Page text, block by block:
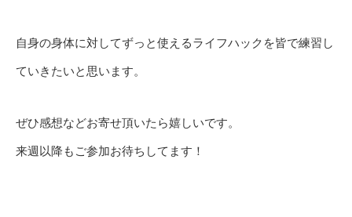
自身の身体に対してずっと使えるライフハックを皆で練習し
ていきたいと思います。
ぜひ感想などお寄せ頂いたら嬉しいです。
来週以降もご参加お待ちしてます！